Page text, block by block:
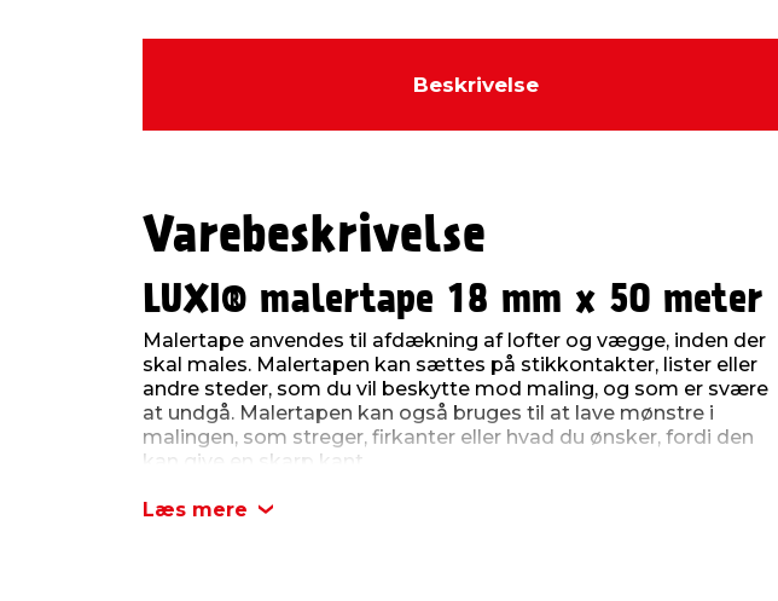
Beskrivelse
Varebeskrivelse
LUXI® malertape 18 mm x 50 meter
Malertape anvendes til afdækning af lofter og vægge, inden der
skal males. Malertapen kan sættes på stikkontakter, lister eller
andre steder, som du vil beskytte mod maling, og som er svære
at undgå. Malertapen kan også bruges til at lave mønstre i
malingen, som streger, firkanter eller hvad du ønsker, fordi den
kan give en skarp kant.
Den er 18 mm bred, og der er 50 meter på rullen. Til indendørs
Læs mere